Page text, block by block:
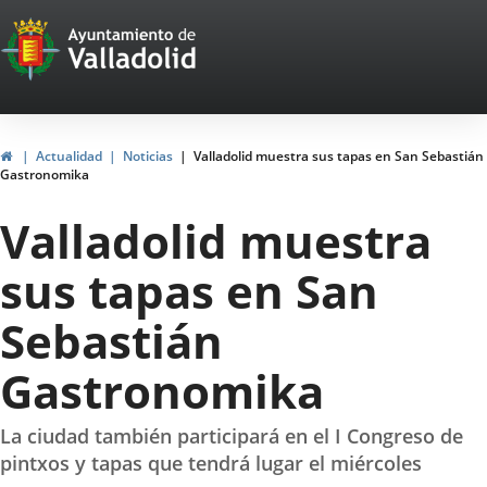
Portal
Web
del
Ayuntamiento
de
Valladolid
HomeActualidad Noticias
Valladolid muestra sus tapas en San Sebastián
Gastronomika
Valladolid muestra
sus tapas en San
Sebastián
Gastronomika
La ciudad también participará en el I Congreso de
pintxos y tapas que tendrá lugar el miércoles